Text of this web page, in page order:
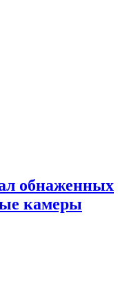
обнаженных
камеры